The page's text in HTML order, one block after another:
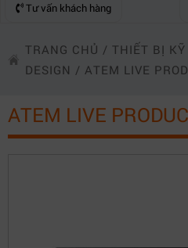
Tư vấn khách hàng
TRANG CHỦ / THIẾT BỊ KỸ
DESIGN / ATEM LIVE
ATEM LIVE